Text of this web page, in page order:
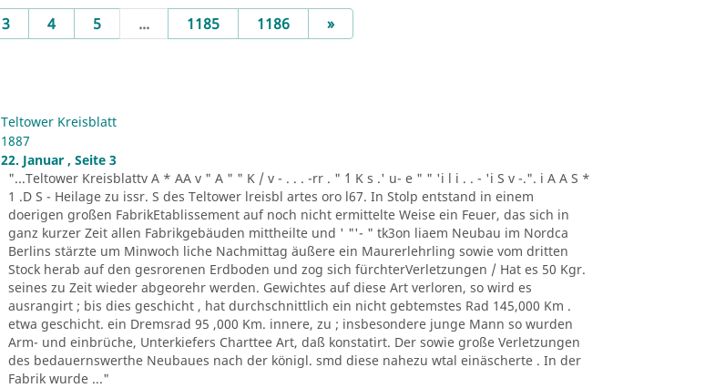
3 4 5 ... 1185 1186 »Next
Teltower Kreisblatt
1887
22. Januar , Seite 3
"...Teltower Kreisblattv A * AA v " A " " K / v - . . . -rr . " ´1 K s .' u- e " " 'i l i . . - 'i S v -.". i A A S *
1 .D S - Heilage zu issr. S des Teltower lreisbl artes oro l67. In Stolp entstand in einem
doerigen großen FabrikEtablissement auf noch nicht ermittelte Weise ein Feuer, das sich in
ganz kurzer Zeit allen Fabrikgebäuden mittheilte und ' "'- " tk3on liaem Neubau im Nordca
Berlins stärzte um Minwoch liche Nachmittag äußere ein Maurerlehrling sowie vom dritten
Stock herab auf den gesrorenen Erdboden und zog sich fürchterVerletzungen / Hat es 50 Kgr.
seines zu Zeit wieder abgeorehr werden. Gewichtes auf diese Art verloren, so wird es
ausrangirt ; bis dies geschicht , hat durchschnittlich ein nicht gebtemstes Rad 145,000 Km .
etwa geschicht. ein Dremsrad 95 ,000 Km. innere, zu ; insbesondere junge Mann so wurden
Arm- und einbrüche, Unterkiefers Charttee Art, daß konstatirt. Der sowie große Verletzungen
des bedauernswerthe Neubaues nach der königl. smd diese nahezu wtal einäscherte . In der
Fabrik wurde ..."